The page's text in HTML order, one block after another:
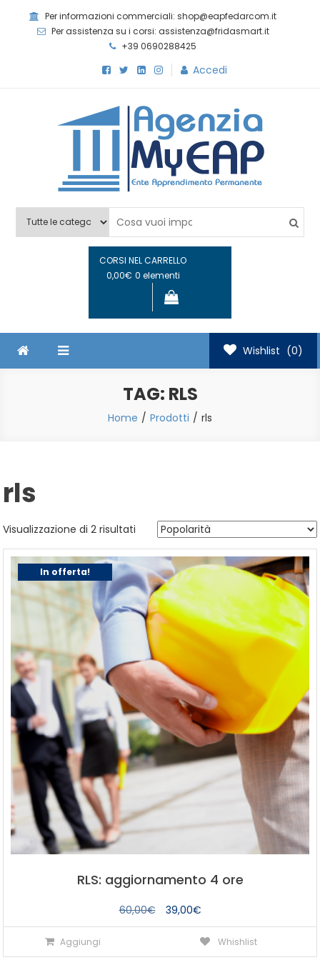
Per informazioni commerciali: shop@eapfedarcom.it
Per assistenza su i corsi: assistenza@fridasmart.it
+39 0690288425
Accedi
Agenzia MyEAP
CORSI NEL CARRELLO
0,00€ 0 elementi
Wishlist (0)
TAG: RLS
Home Prodotti rls
rls
Visualizzazione di 2 risultati Popolarità
In offerta!
RLS: aggiornamento 4 ore
60,00€
Il
prezzo
originale
39,00€Il
prezzo
attuale
Aggiungi Whishlist